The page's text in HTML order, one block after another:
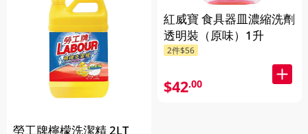
勞工牌檸檬洗潔精 2LT
紅威寶 食具器皿濃縮洗劑
透明裝（原味）1升
2件$56
$42.00